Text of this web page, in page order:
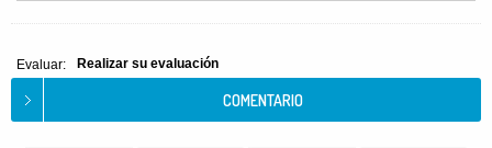
Evaluar: Realizar su evaluación